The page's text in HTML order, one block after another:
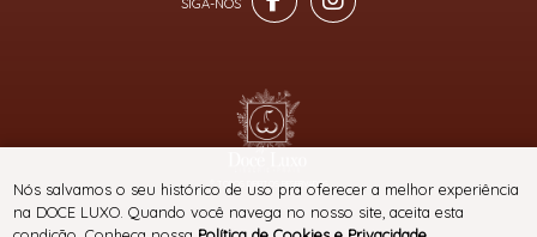
® TODOS DIREITOS RESERVADOS
Nós salvamos o seu histórico de uso pra oferecer a melhor experiência
na DOCE LUXO. Quando você navega no nosso site, aceita esta